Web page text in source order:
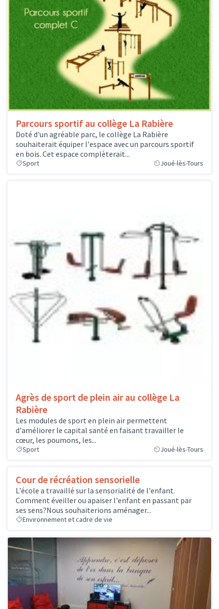
Parcours sportif au collège La Rabière
Doté d'un agréable parc, le collège La Rabière
souhaiterait équiper l'espace avec un parcours sportif
en bois. Cet espace complèterait...
Sport Joué-lès-Tours
Agrès de sport de plein air au collège La
Rabière
Les modules de sport en plein air permettent
d'améliorer le capital santé en faisant travailler le
cœur, les poumons, les...
Sport Joué-lès-Tours
Cour de récréation sensorielle
L'école a travaillé sur la sensorialité de l'enfant.
Comment éveiller ou apaiser l'enfant en passant par
ses sens?Nous souhaiterions aménager...
Environnement et cadre de vie